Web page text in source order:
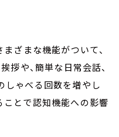
ざまな機能がついて、
拶や、簡単な日常会話、
しゃべる回数を増やし
ことで認知機能への影響